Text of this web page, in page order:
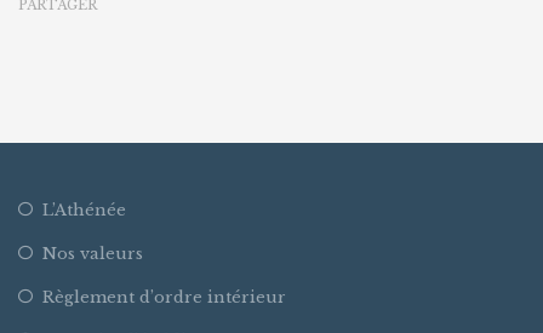
PARTAGER
L’Athénée
Nos valeurs
Règlement d’ordre intérieur